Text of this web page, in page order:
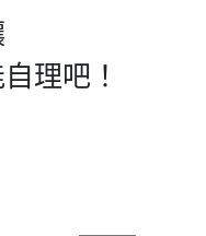
理吧！